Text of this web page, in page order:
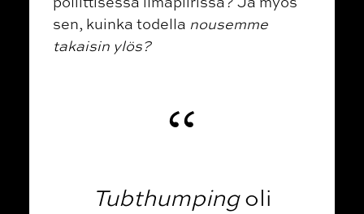
sen, kuinka todella nousemme
takaisin ylös?
Tubthumpingoli